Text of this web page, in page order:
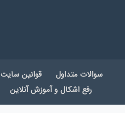
سوالات متداول
قوانین سایت
رفع اشکال و آموزش آنلاین